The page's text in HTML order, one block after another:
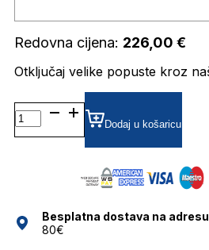
Redovna cijena: 226,00 €
Otključaj velike popuste kroz
TSM1159
A01
5219
TRUSSARDI
Dodaj u košaricu
Besplatna dostava na adresu
80€